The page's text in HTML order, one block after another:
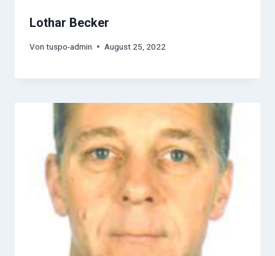
Lothar Becker
Von tuspo-admin August 25, 2022